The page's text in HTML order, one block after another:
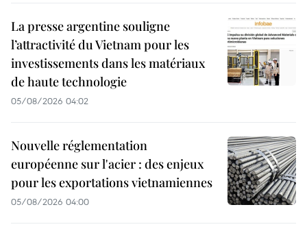
La presse argentine souligne
l’attractivité du Vietnam pour les
investissements dans les matériaux
de haute technologie
05/08/2026 04:02
Nouvelle réglementation
européenne sur l'acier : des enjeux
pour les exportations vietnamiennes
05/08/2026 04:00